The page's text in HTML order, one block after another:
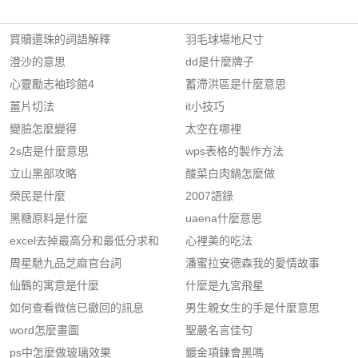
買贖還珠的詞語解釋
澄沙的意思
心靈勵志袖珍館4
薑片切法
變臉怎麼變得
2s店是什麼意思
立山黑部攻略
榮民是什麼
黑糖原料是什麼
excel去掉最高分和最低分求和
周星馳九品芝麻官台詞
仙鶴的寓意是什麼
如何查看微信已撤回的訊息
word怎麼畫圖
ps中怎麼做玻璃效果
羽毛球場地尺寸
dd是什麼牌子
蓄滯洪區是什麼意思
it小技巧
太空在哪裡
wps表格的製作方法
酸菜白肉鍋怎麼做
2007語錄
uaena什麼意思
心裡美的吃法
潘蜜拉安德森我的愛情故事
什麼是九宮飛星
男生親女生的手是什麼意思
聖嚴名言佳句
鍍金項鍊會黑嗎